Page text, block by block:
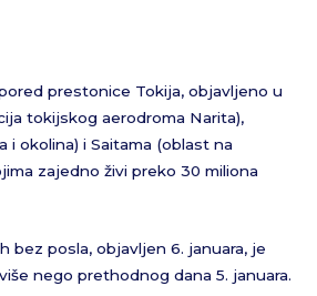
prestonice Tokija, objavljeno u
tokijskog aerodroma Narita),
i okolina) i Saitama (oblast na
zajedno živi preko 30 miliona
bez posla, objavljen 6. januara, je
nego prethodnog dana 5. januara.